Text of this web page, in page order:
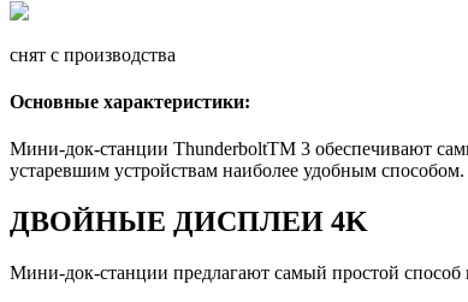
снят с производства
Основные характеристики:
Мини-док-станции ThunderboltTM 3 обеспечивают
устаревшим устройствам наиболее удобным способом.
ДВОЙНЫЕ ДИСПЛЕИ 4K
Мини-док-станции предлагают самый простой